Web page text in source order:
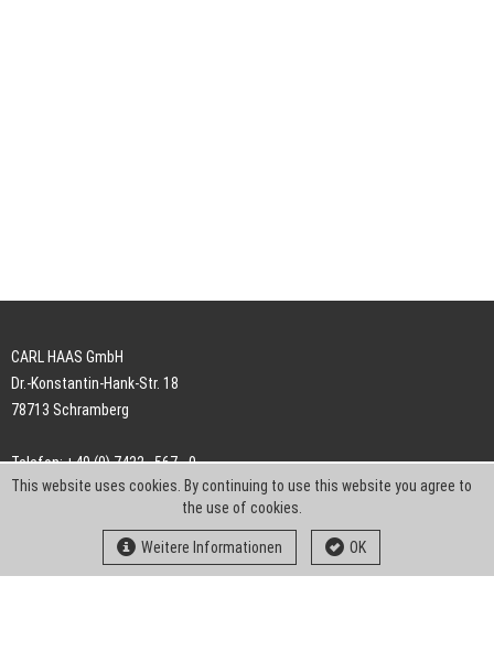
CARL HAAS GmbH
Dr.-Konstantin-Hank-Str. 18
78713 Schramberg
Telefon: +49 (0) 7422 . 567 - 0
Telefax: +49 (0) 7422 . 567 - 239
info-ch@kern-liebers.com
This website uses cookies. By continuing to use this website you agree to
the use of cookies.
Weitere Informationen OK